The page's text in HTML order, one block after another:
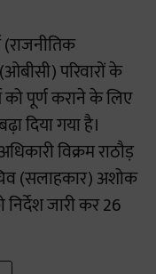
परिवारों के
को पूर्ण कराने के लिए
दिया गया है।
विक्रम राठौड़
(सलाहकार) अशोक
जारी कर 26